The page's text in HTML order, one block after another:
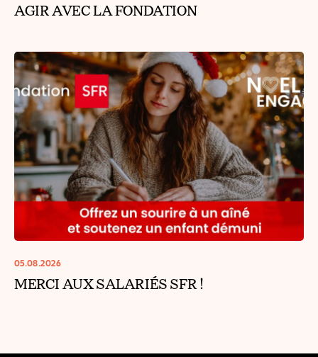
AGIR AVEC LA FONDATION
05.08.2026
MERCI AUX SALARIÉS SFR !